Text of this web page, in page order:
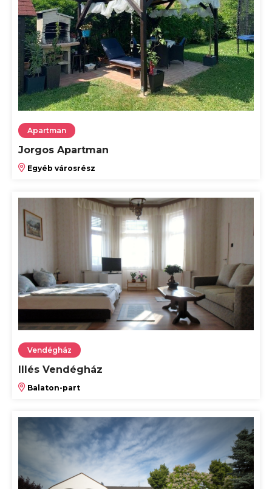
Apartman
Jorgos Apartman
Egyéb városrész
Vendégház
Illés Vendégház
Balaton-part